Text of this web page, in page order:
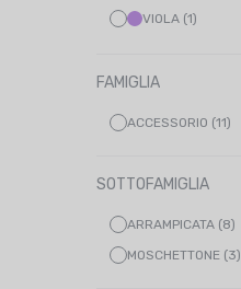
VIOLA (1)
TURCHESE (1)
FAMIGLIA
ACCESSORIO (11)
SOTTOFAMIGLIA
ARRAMPICATA (8)
MOSCHETTONE (3)